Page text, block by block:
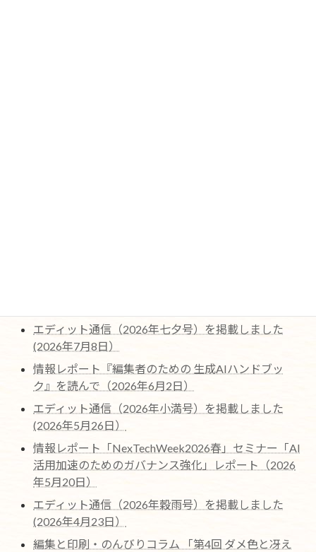
エディット通信（2026年七夕号）を掲載しました
(2026年7月8日）
情報レポート『編集者のための 生成AIハンドブッ
ク』を読んで（2026年6月2日）
エディット通信（2026年小満号）を掲載しました
(2026年5月26日）
情報レポート「NexTechWeek2026春」セミナー「AI
活用加速のためのガバナンス強化」レポート（2026
年5月20日）
エディット通信（2026年穀雨号）を掲載しました
(2026年4月23日）
編集と印刷・のんびりコラム 「第4回 ダメ色と冴え